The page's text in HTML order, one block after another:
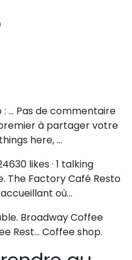
… Pas de commentaire
à partager votre
here, …
likes · 1 talking
The Factory Café Resto
où…
Broadway Coffee
Rest… Coffee shop.